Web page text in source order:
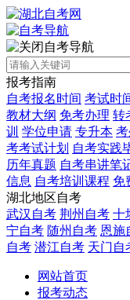
自考导航
报考指南
自考报名时间 考试时
教材大纲 免考办理 转
训 学位申请 专升本
考考试计划 自考实践
历年真题 自考串讲笔
信息 自考培训课程 免
湖北地区自考
武汉自考 荆州自考 十
宁自考 随州自考 恩施
自考 潜江自考 天门自
网站首页
报考动态